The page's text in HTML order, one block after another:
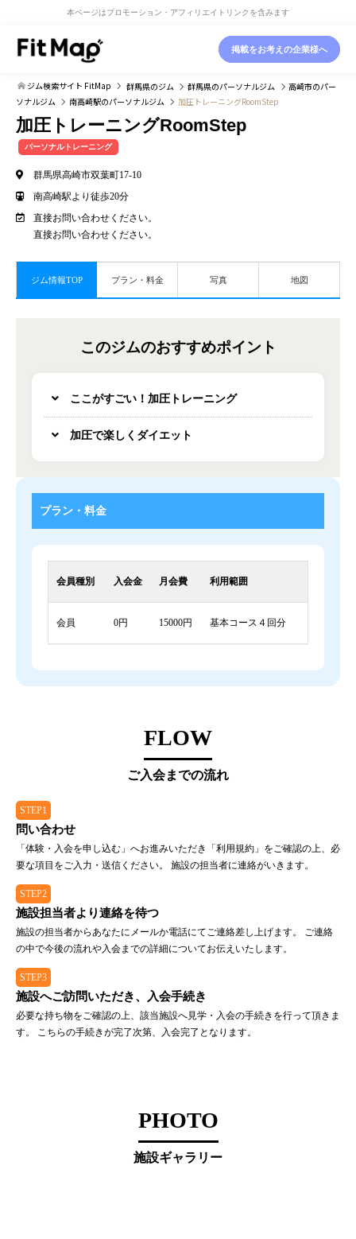
本ページはプロモーション・アフィリエイトリンクを含みます
掲載をお考えの企業様へ
ジム検索サイト FitMap 群馬県のジム 群馬県のパーソナルジム 高崎市のパー
ソナルジム
南高崎駅のパーソナルジム 加圧トレーニングRoomStep
加圧トレーニングRoomStep
パーソナルトレーニング
群馬県高崎市双葉町17-10
南高崎駅より徒歩20分
直接お問い合わせください。
直接お問い合わせください。
ジム情報TOP プラン・料金 写真 地図
このジムのおすすめポイント
ここがすごい！加圧トレーニング
加圧で楽しくダイエット
プラン・料金
会員種別 入会金 月会費 利用範囲
会員 0円 15000円 基本コース４回分
FLOW
ご入会までの流れ
STEP1
問い合わせ
「体験・入会を申し込む」へお進みいただき「利用規約」をご確認の上、必
要な項目をご入力・送信ください。 施設の担当者に連絡がいきます。
STEP2
施設担当者より連絡を待つ
施設の担当者からあなたにメールか電話にてご連絡差し上げます。 ご連絡
の中で今後の流れや入会までの詳細についてお伝えいたします。
STEP3
施設へご訪問いただき、入会手続き
必要な持ち物をご確認の上、該当施設へ見学・入会の手続きを行って頂きま
す。 こちらの手続きが完了次第、入会完了となります。
PHOTO
施設ギャラリー